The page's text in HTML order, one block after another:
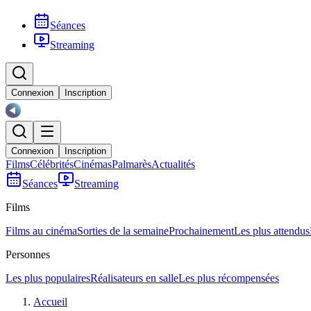
Séances
Streaming
Connexion Inscription
Connexion Inscription
FilmsCélébritésCinémasPalmarèsActualités
Séances
Streaming
Films
Films au cinémaSorties de la semaineProchainementLes plus attendus
Personnes
Les plus populairesRéalisateurs en salleLes plus récompensées
Accueil